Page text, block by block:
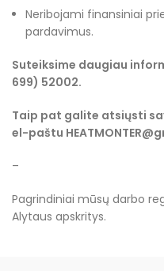
Neribojami finansiniai
pardavimus.
Suteiksime daugiau
699) 52002.
Taip pat galite atsiųsti
el-paštu
–
Pagrindiniai mūsų darbo
Alytaus apskritys.